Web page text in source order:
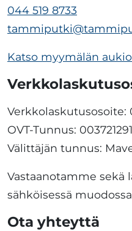
044 519 8733
Katso myymälän
Verkkolaskutusosoite:
OVT-Tunnus:
Välittäjän tunnus:
Vastaanotamme sekä
sähköisessä
Ota yhteyttä